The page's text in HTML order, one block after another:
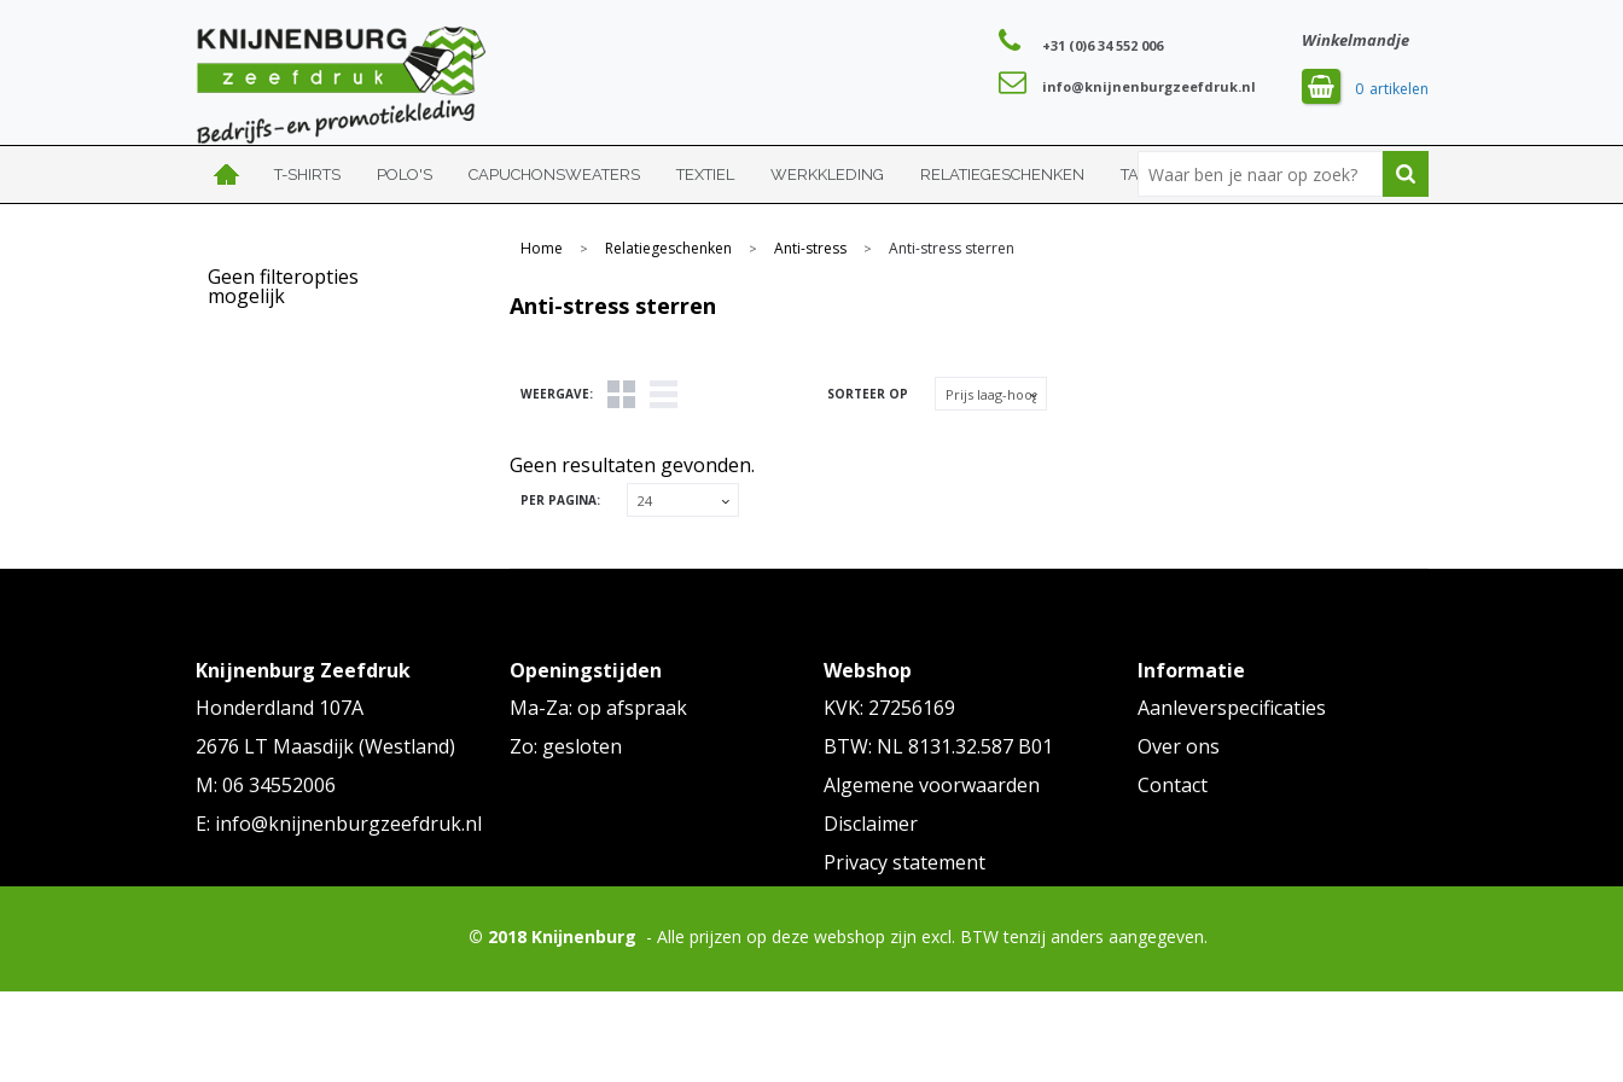
Winkelmandje
0
+31 (0)6 34 552 006
info@knijnenburgzeefdruk.nl
T-SHIRTS POLO'S CAPUCHONSWEATERS TEXTIEL WERKKLEDING RELATIEGESCHENKEN TASSEN SPORT
Geen filteropties
mogelijk
Home > Relatiegeschenken > Anti-stress > Anti-stress sterren
Anti-stress sterren
WEERGAVE: SORTEER OP
Geen resultaten gevonden.
PER PAGINA:
Knijnenburg Zeefdruk
Honderdland 107A
2676 LT Maasdijk (Westland)
M: 06 34552006
E: info@knijnenburgzeefdruk.nl
Openingstijden
Ma-Za: op afspraak
Zo: gesloten
Webshop
KVK: 27256169
BTW: NL 8131.32.587 B01
Algemene voorwaarden
Disclaimer
Privacy statement
Informatie
Aanleverspecificaties
Over ons
Contact
© 2018 Knijnenburg - Alle prijzen op deze webshop zijn excl. BTW tenzij anders aangegeven.